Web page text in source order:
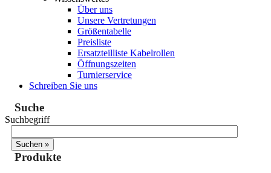
Über uns
Unsere Vertretungen
Größentabelle
Preisliste
Ersatzteilliste Kabelrollen
Öffnungszeiten
Turnierservice
Schreiben Sie uns
Suche
Suchbegriff
Produkte